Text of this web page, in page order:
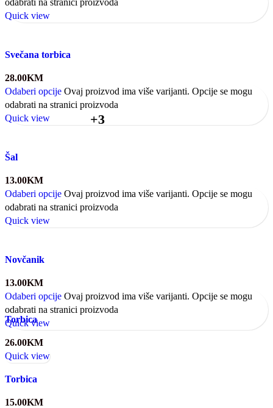
Quick view
Svečana torbica
28.00KM
Odaberi opcije Ovaj proizvod ima više varijanti. Opcije se mogu
odabrati na stranici proizvoda
Quick view
+3
Šal
13.00KM
Odaberi opcije Ovaj proizvod ima više varijanti. Opcije se mogu
odabrati na stranici proizvoda
Quick view
Novčanik
13.00KM
Odaberi opcije Ovaj proizvod ima više varijanti. Opcije se mogu
odabrati na stranici proizvoda
Quick view
Torbica
26.00KM
Quick view
Torbica
15.00KM